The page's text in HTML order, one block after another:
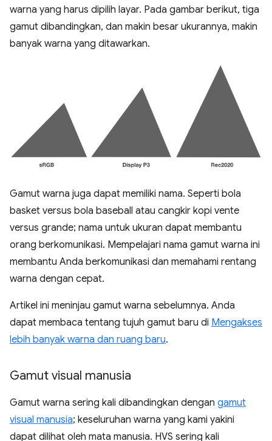
warna yang harus dipilih layar. Pada gambar berikut, tiga
gamut dibandingkan, dan makin besar ukurannya, makin
banyak warna yang ditawarkan.
Gamut warna juga dapat memiliki nama. Seperti bola
basket versus bola baseball atau cangkir kopi vente
versus grande; nama untuk ukuran dapat membantu
orang berkomunikasi. Mempelajari nama gamut warna ini
membantu Anda berkomunikasi dan memahami rentang
warna dengan cepat.
Artikel ini meninjau gamut warna sebelumnya. Anda
dapat membaca tentang tujuh gamut baru di Mengakses
lebih banyak warna dan ruang baru.
Gamut visual manusia
Gamut warna sering kali dibandingkan dengan gamut
visual manusia; keseluruhan warna yang kami yakini
dapat dilihat oleh mata manusia. HVS sering kali